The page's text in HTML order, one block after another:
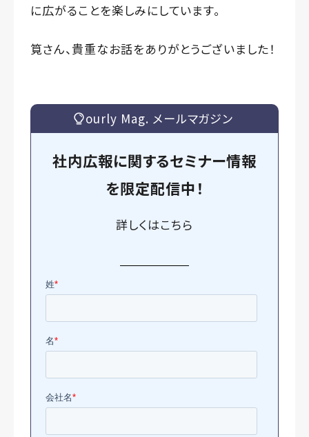
に広がることを楽しみにしています。
筧さん、貴重なお話をありがとうございました！
ourly Mag. メールマガジン
社内広報に関するセミナー情報
を限定配信中！
詳しくはこちら